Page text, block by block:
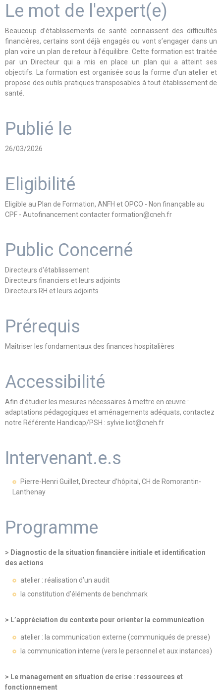
Le mot de l'expert(e)
Beaucoup d’établissements de santé connaissent des difficultés
financières, certains sont déjà engagés ou vont s’engager dans un
plan voire un plan de retour à l’équilibre. Cette formation est traitée
par un Directeur qui a mis en place un plan qui a atteint ses
objectifs. La formation est organisée sous la forme d’un atelier et
propose des outils pratiques transposables à tout établissement de
santé.
Publié le
26/03/2026
Eligibilité
Eligible au Plan de Formation, ANFH et OPCO - Non finançable au
CPF - Autofinancement contacter formation@cneh.fr
Public Concerné
Directeurs d'établissement
Directeurs financiers et leurs adjoints
Directeurs RH et leurs adjoints
Prérequis
Maîtriser les fondamentaux des finances hospitalières
Accessibilité
Afin d’étudier les mesures nécessaires à mettre en œuvre :
adaptations pédagogiques et aménagements adéquats, contactez
notre Référente Handicap/PSH : sylvie.liot@cneh.fr
Intervenant.e.s
Pierre-Henri Guillet, Directeur d’hôpital, CH de Romorantin-
Lanthenay
Programme
> Diagnostic de la situation financière initiale et identification
des actions
atelier : réalisation d’un audit
la constitution d’éléments de benchmark
> L’appréciation du contexte pour orienter la communication
atelier : la communication externe (communiqués de presse)
la communication interne (vers le personnel et aux instances)
> Le management en situation de crise : ressources et
fonctionnement